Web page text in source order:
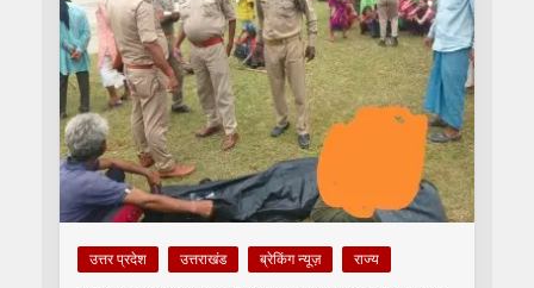
उत्तर प्रदेश उत्तराखंड ब्रेकिंग न्यूज़ राज्य